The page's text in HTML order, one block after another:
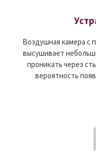
Воздушная камера с
высушивает
проникать через
вероятность